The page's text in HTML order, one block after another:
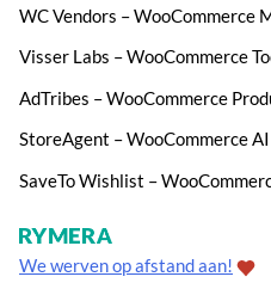
WC Vendors – WooCommerce
Visser Labs – WooCommerce
AdTribes – WooCommerce
StoreAgent – WooCommerce AI
SaveTo Wishlist –
We werven op afstand aan!